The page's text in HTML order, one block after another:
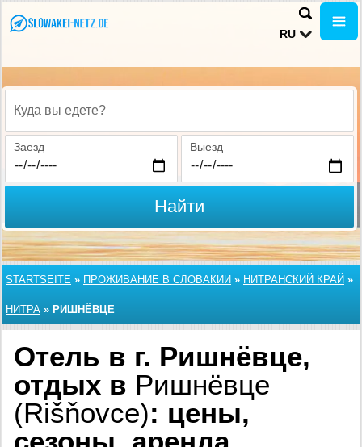
RU
Куда вы едете?
Заезд Выезд
Найти
STARTSEITE » ПРОЖИВАНИЕ В СЛОВАКИИ » НИТРАНСКИЙ КРАЙ »
НИТРА » РИШНЁВЦЕ
Отель в г. Ришнёвце,
отдых в Ришнёвце
(Rišňovce): цены,